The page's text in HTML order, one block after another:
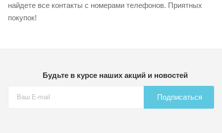
найдете все контакты с номерами телефонов. Приятных
покупок!
Будьте в курсе наших акций и новостей
Подписаться